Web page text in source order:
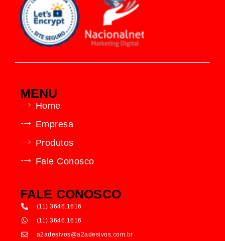
MENU
Home
Empresa
Produtos
Fale Conosco
FALE CONOSCO
(11) 3646.1616
(11) 3646.1616
a2adesivos@a2adesivos.com.br